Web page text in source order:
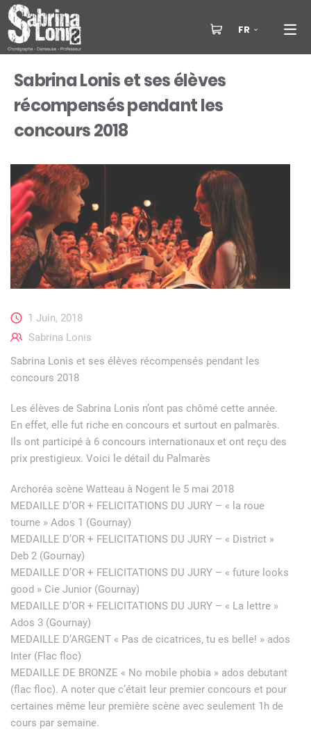
FR
Sabrina Lonis et ses élèves
récompensés pendant les
concours 2018
1 Juin, 2018
Sabrina Lonis
Sabrina Lonis et ses élèves récompensés pendant les
concours 2018
Les élèves de Sabrina Lonis n’ont pas chômé cette année.
En effet, elle fut riche en concours et surtout en palmarès.
Ils ont participé à 6 concours internationaux et ont reçu des
prix prestigieux. Voici le détail du Palmarès
Archoréa scène Watteau à Nogent le 5 mai 2018
MEDAILLE D’OR + FELICITATIONS DU JURY – « la roue
tourne » Ados 1 (Gournay)
MEDAILLE D’OR + FELICITATIONS DU JURY – « District »
Deb 2 (Gournay)
MEDAILLE D’OR + FELICITATIONS DU JURY – « future looks
good » Cie Junior (Gournay)
MEDAILLE D’OR + FELICITATIONS DU JURY – « La lettre »
Ados 3 (Gournay)
MEDAILLE D’ARGENT « Pas de cicatrices, tu es belle! » ados
Inter (Flac floc)
MEDAILLE DE BRONZE « No mobile phobia » ados debutant
(flac floc). A noter que c’était leur premier concours et pour
certaines même leur première scène avec seulement 1h de
cours par semaine.